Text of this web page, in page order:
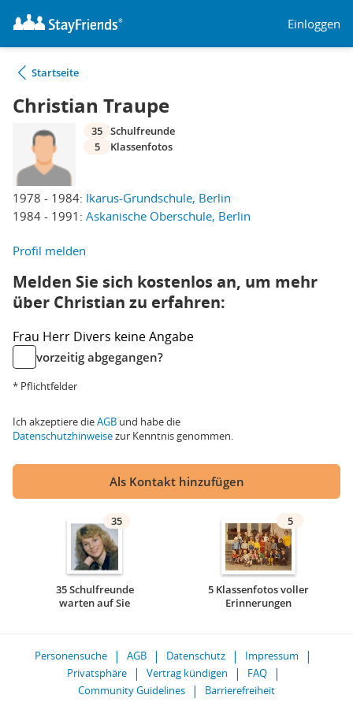
Einloggen
Startseite
Christian Traupe
1978 - 1984: Ikarus-Grundschule, Berlin
1984 - 1991: Askanische Oberschule, Berlin
35 Schulfreunde
5
Klassenfotos
Profil melden
Melden Sie sich kostenlos an, um mehr
über Christian zu erfahren:
Frau Herr Divers keine Angabe
vorzeitig abgegangen?
* Pflichtfelder
Ich akzeptiere dieAGB und habe die
Datenschutzhinweisezur Kenntnis genommen.
Als Kontakt hinzufügen
35
35 Schulfreunde
warten auf Sie
5
5 Klassenfotos voller
Erinnerungen
Personensuche AGB Datenschutz
Impressum
Privatsphäre
Vertrag kündigen
FAQ
Community Guidelines
Barrierefreiheit